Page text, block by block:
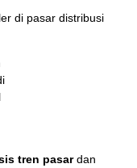
di pasar distribusi
tren pasardan